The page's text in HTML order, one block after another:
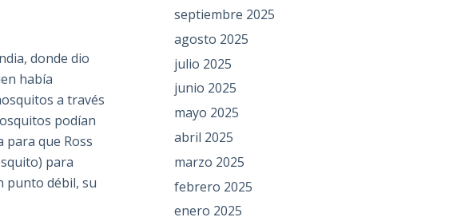
donde dio
había
a través
podían
que Ross
para
punto débil, su
septiembre 2025
agosto 2025
julio 2025
junio 2025
mayo 2025
abril 2025
marzo 2025
febrero 2025
enero 2025